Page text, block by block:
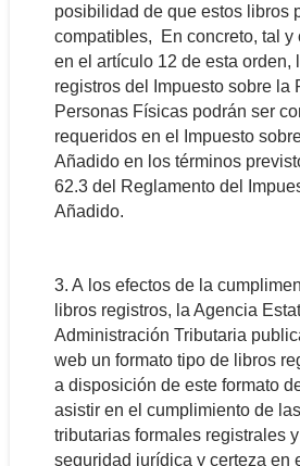
posibilidad de que estos libros
compatibles, En concreto, tal y
en el artículo 12 de esta orden,
registros del Impuesto sobre la
Personas Físicas podrán ser
requeridos en el Impuesto
Añadido en los términos
62.3 del Reglamento del
Añadido.
3. A los efectos de la
libros registros, la Agencia
Administración Tributaria
web un formato tipo de libros
a disposición de este formato
asistir en el cumplimiento de
tributarias formales registrales
seguridad jurídica y certeza en